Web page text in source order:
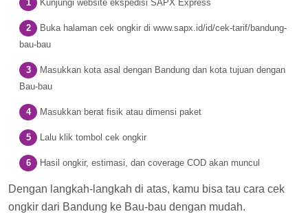
Kunjungi website ekspedisi SAPX Express
Buka halaman cek ongkir di www.sapx.id/id/cek-tarif/bandung-
bau-bau
Masukkan kota asal dengan Bandung dan kota tujuan dengan
Bau-bau
Masukkan berat fisik atau dimensi paket
Lalu klik tombol cek ongkir
Hasil ongkir, estimasi, dan coverage COD akan muncul
Dengan langkah-langkah di atas, kamu bisa tau cara cek
ongkir dari Bandung ke Bau-bau dengan mudah.